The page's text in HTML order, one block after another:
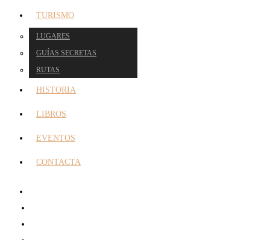
TURISMO
LUGARES
GUÍAS SECRETAS
RUTAS
HISTORIA
LIBROS
EVENTOS
CONTACTA